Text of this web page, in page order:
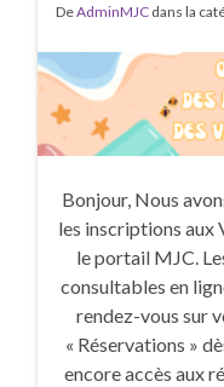
DeAdminMJC dans la
Bonjour, Nous
les inscriptions aux
le portail MJC.
consultables en
rendez-vous sur
« Réservations »
encore accès aux